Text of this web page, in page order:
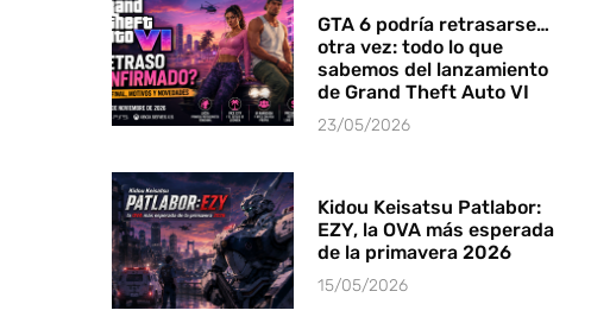
GTA 6 podría retrasarse…
otra vez: todo lo que
sabemos del lanzamiento
de Grand Theft Auto VI
23/05/2026
Kidou Keisatsu Patlabor:
EZY, la OVA más esperada
de la primavera 2026
15/05/2026